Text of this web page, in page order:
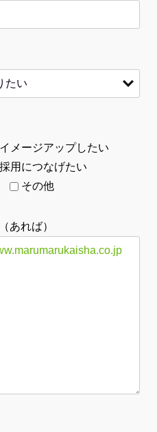
イメージアップしたい
採用につなげたい
その他
あれば）